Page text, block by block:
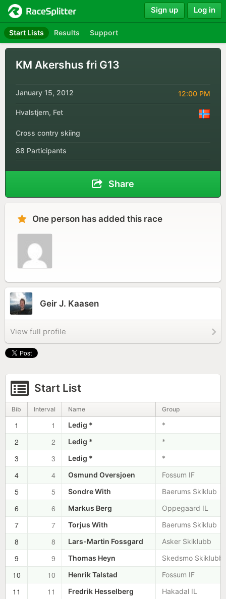
Start Lists Results Support
Sign up Log in
KM Akershus fri G13
January 15, 2012 12:00 PM
Hvalstjern, Fet
Cross contry skiing
88 Participants
Share
One person has added this race
Geir J. Kaasen
View full profile
Start List
Bib Interval Name Group
1 1 Ledig * *
2 2 Ledig * *
3 3 Ledig * *
4 4 Osmund Oversjoen Fossum IF
5 5 Sondre With Baerums Skiklub
6 6 Markus Berg Oppegaard IL
7 7 Torjus With Baerums Skiklub
8 8 Lars-Martin Fossgard Asker Skiklubb
9 9 Thomas Heyn Skedsmo Skiklubb
10 10 Henrik Talstad Fossum IF
11 11 Fredrik Hesselberg Hakadal IL